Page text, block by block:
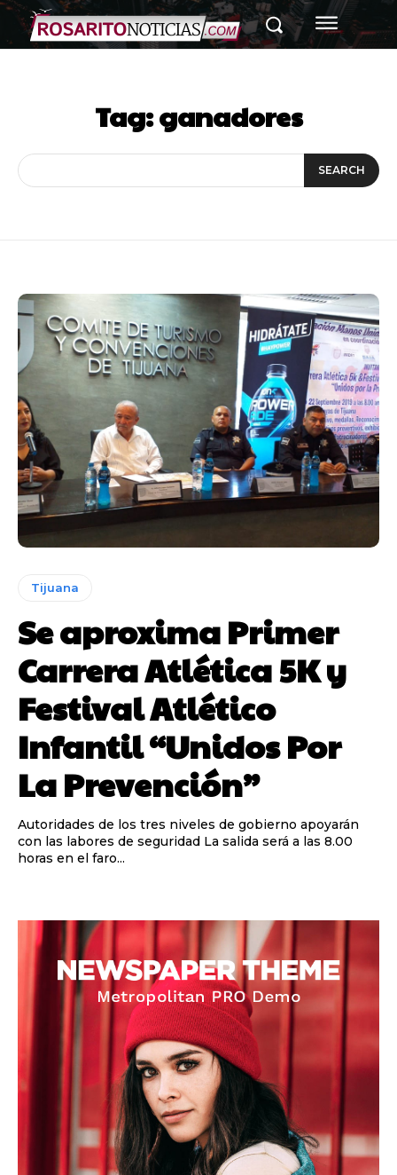
Tag:ganadores
SEARCH
Tijuana
Se aproxima Primer
Carrera Atlética 5K y
Festival Atlético
Infantil “Unidos Por
La Prevención”
Autoridades de los tres niveles de gobierno apoyarán
con las labores de seguridad La salida será a las 8.00
horas en el faro...